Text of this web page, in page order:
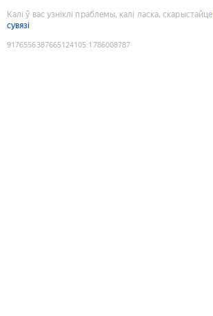
Калі ў вас узніклі праблемы, калі ласка, скарыстайце
сувязі
9176556387665124105:1786008787